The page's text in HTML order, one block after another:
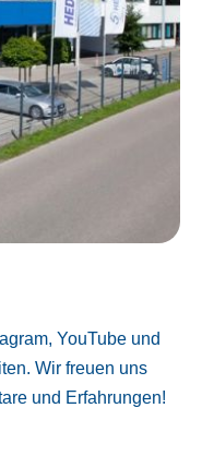
YouTube und
Wir freuen uns
und Erfahrungen!